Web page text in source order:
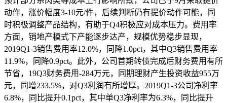
动作，涨价幅度3-10元/件，后续判断仍有提价动作可能，同
时积极调整产品结构，有助于Q4积极应对成本压力。费用率
方面，销地产模式下产能逐步达产，规模优势稳步显现，
2019Q1-3销售费用率12.0%，同降1.0pct，其中Q3销售费用率
11.9%，同降0.9pct。此外，公司首期转债完成后财务费用有所
节省，19Q3财务费用-284万元，同期理财产生投资收益955万
元，同增233.5%，对Q3利润有所增厚。2019Q1-3公司净利率
6.8%，同比提升0.1pct，其中单Q3净利率为6.3%，同比提升